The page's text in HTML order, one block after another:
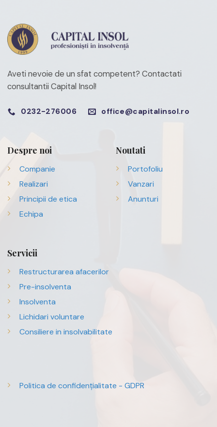
Aveti nevoie de un sfat competent? Contactati
consultantii Capital Insol!
0232-276006 office@capitalinsol.ro
Despre noi
Companie
Realizari
Principii de etica
Echipa
Noutati
Portofoliu
Vanzari
Anunturi
Servicii
Restructurarea afacerilor
Pre-insolventa
Insolventa
Lichidari voluntare
Consiliere in insolvabilitate
Politica de confidențialitate - GDPR